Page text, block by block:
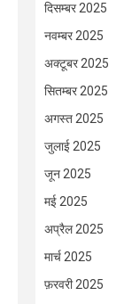
दिसम्बर 2025
नवम्बर 2025
अक्टूबर 2025
सितम्बर 2025
अगस्त 2025
जुलाई 2025
जून 2025
मई 2025
अप्रैल 2025
मार्च 2025
फ़रवरी 2025